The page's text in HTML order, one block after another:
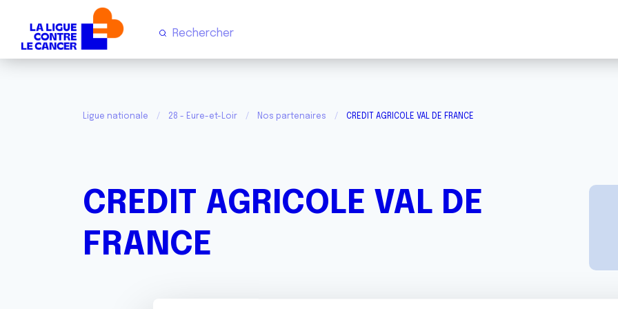
Ligue nationale 28 - Eure-et-Loir Nos partenaires CREDIT AGRICOLE VAL DE FRANCE
CREDIT AGRICOLE VAL DE
FRANCE